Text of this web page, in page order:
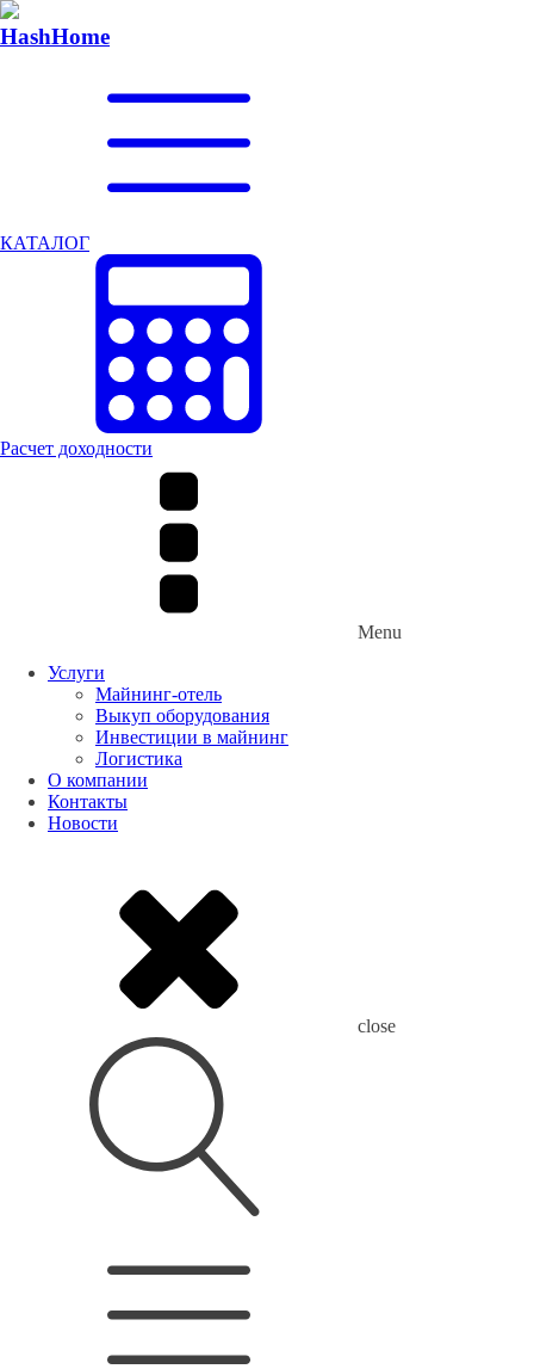
HashHome
КАТАЛОГ
Расчет доходности
Menu
Услуги
Майнинг-отель
Выкуп оборудования
Инвестиции в майнинг
Логистика
О компании
Контакты
Новости
close